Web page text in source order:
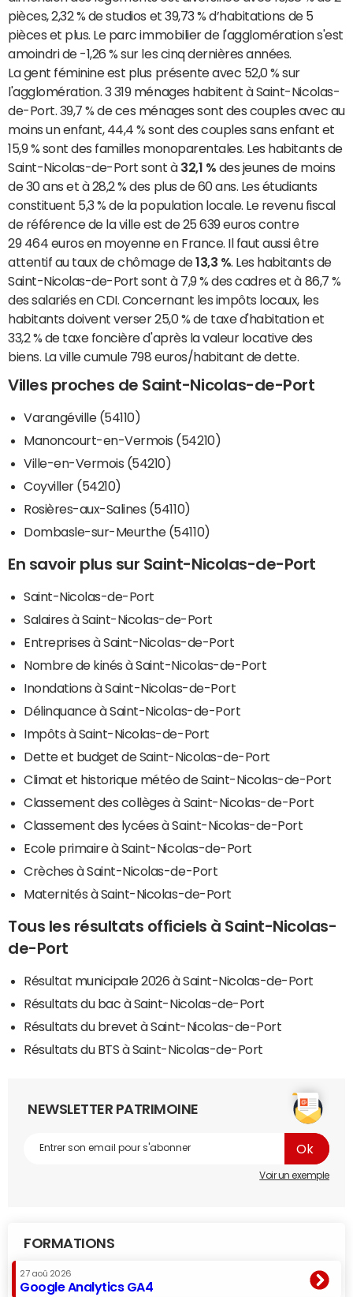
pièces, 2,32 % de studios et 39,73 % d’habitations de 5
pièces et plus. Le parc immobilier de l'agglomération s'est
amoindri de -1,26 % sur les cinq dernières années.
La gent féminine est plus présente avec 52,0 % sur
l'agglomération. 3 319 ménages habitent à Saint-Nicolas-
de-Port. 39,7 % de ces ménages sont des couples avec au
moins un enfant, 44,4 % sont des couples sans enfant et
15,9 % sont des familles monoparentales. Les habitants de
Saint-Nicolas-de-Port sont à 32,1 % des jeunes de moins
de 30 ans et à 28,2 % des plus de 60 ans. Les étudiants
constituent 5,3 % de la population locale. Le revenu fiscal
de référence de la ville est de 25 639 euros contre
29 464 euros en moyenne en France. Il faut aussi être
attentif au taux de chômage de13,3 % . Les habitants de
Saint-Nicolas-de-Port sont à 7,9 % des cadres et à 86,7 %
des salariés en CDI. Concernant les impôts locaux, les
habitants doivent verser 25,0 % de taxe d'habitation et
33,2 % de taxe foncière d'après la valeur locative des
biens. La ville cumule 798 euros/habitant de dette.
Villes proches de Saint-Nicolas-de-Port
Varangéville (54110)
Manoncourt-en-Vermois (54210)
Ville-en-Vermois (54210)
Coyviller (54210)
Rosières-aux-Salines (54110)
Dombasle-sur-Meurthe (54110)
En savoir plus sur Saint-Nicolas-de-Port
Saint-Nicolas-de-Port
Salaires à Saint-Nicolas-de-Port
Entreprises à Saint-Nicolas-de-Port
Nombre de kinés à Saint-Nicolas-de-Port
Inondations à Saint-Nicolas-de-Port
Délinquance à Saint-Nicolas-de-Port
Impôts à Saint-Nicolas-de-Port
Dette et budget de Saint-Nicolas-de-Port
Climat et historique météo de Saint-Nicolas-de-Port
Classement des collèges à Saint-Nicolas-de-Port
Classement des lycées à Saint-Nicolas-de-Port
Ecole primaire à Saint-Nicolas-de-Port
Crèches à Saint-Nicolas-de-Port
Maternités à Saint-Nicolas-de-Port
Tous les résultats officiels à Saint-Nicolas-
de-Port
Résultat municipale 2026 à Saint-Nicolas-de-Port
Résultats du bac à Saint-Nicolas-de-Port
Résultats du brevet à Saint-Nicolas-de-Port
Résultats du BTS à Saint-Nicolas-de-Port
NEWSLETTER PATRIMOINE
Voir un exemple
FORMATIONS
27 aoû 2026
Google Analytics GA4